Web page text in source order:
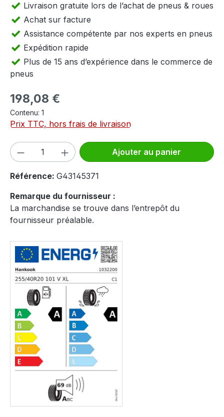
Livraison gratuite lors de l’achat de pneus & roues
Achat sur facture
Assistance compétente par nos experts en pneus
Expédition rapide
Plus de 15 ans d’expérience dans le commerce de
pneus
Prix régulier :
198,08 €
Contenu: 1
Prix TTC, hors frais de livraison
Quantité de produit : Entrez la
Ajouter au panier
Référence: G43145371
Remarque du fournisseur :
La marchandise se trouve dans l’entrepôt du
fournisseur préalable.